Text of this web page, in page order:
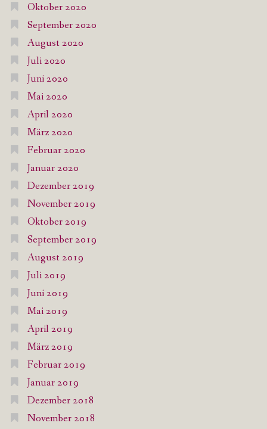
Oktober 2020
September 2020
August 2020
Juli 2020
Juni 2020
Mai 2020
April 2020
März 2020
Februar 2020
Januar 2020
Dezember 2019
November 2019
Oktober 2019
September 2019
August 2019
Juli 2019
Juni 2019
Mai 2019
April 2019
März 2019
Februar 2019
Januar 2019
Dezember 2018
November 2018